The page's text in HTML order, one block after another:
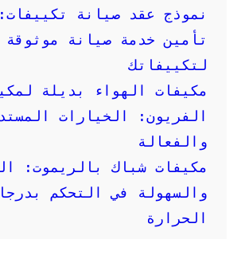
إ
ش
ا
ت
م
نموذج عقد صيانة
تأمين خدمة صيانة موثوقة
لتكييفاتك
مكيفات الهواء بديلة
الفريون: الخيارات
والفعالة
مكيفات شباك بالريموت:
والسهولة في التحكم
الحرارة